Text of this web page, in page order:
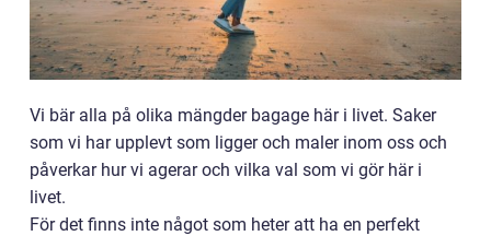
Vi bär alla på olika mängder bagage här i livet. Saker
som vi har upplevt som ligger och maler inom oss och
påverkar hur vi agerar och vilka val som vi gör här i
livet.
För det finns inte något som heter att ha en perfekt